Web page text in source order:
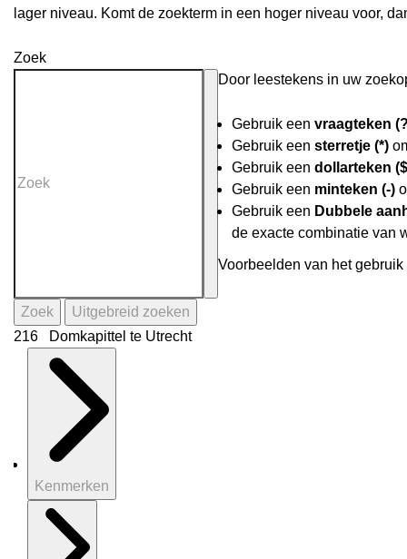
lager niveau. Komt de zoekterm in een hoger niveau voor,
Zoek
Door leestekens in uw
Gebruik een vraagteken
Gebruik een sterretje (*)
Gebruik een dollarteken
Gebruik een minteken (-)
Gebruik een Dubbele
de exacte combinatie van
Voorbeelden van het
Zoek
Uitgebreid zoeken
216 Domkapittel te Utrecht
Kenmerken